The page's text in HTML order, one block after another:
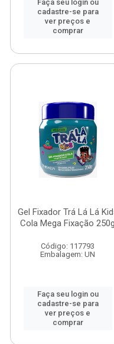
Faça seu login ou
cadastre-se para
ver preços e
comprar
Gel Fixador Trá Lá Lá
Cola Mega Fixação 250g
Código: 117793
Embalagem: UN
Faça seu login ou
cadastre-se para
ver preços e
comprar